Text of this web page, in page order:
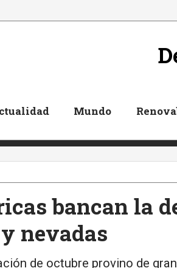
Mundo
bancan la
nevadas
de octubre provino de